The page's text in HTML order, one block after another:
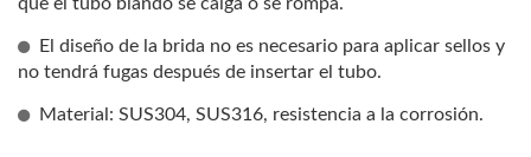
El diseño de la brida no es necesario para aplicar sellos y
no tendrá fugas después de insertar el tubo.
Material: SUS304, SUS316, resistencia a la corrosión.